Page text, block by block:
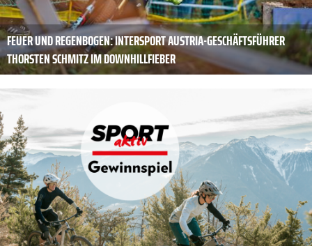
FEUER UND ­REGENBOGEN: INTERSPORT AUSTRIA-GESCHÄFTSFÜHRER
THORSTEN SCHMITZ IM DOWNHILLFIEBER